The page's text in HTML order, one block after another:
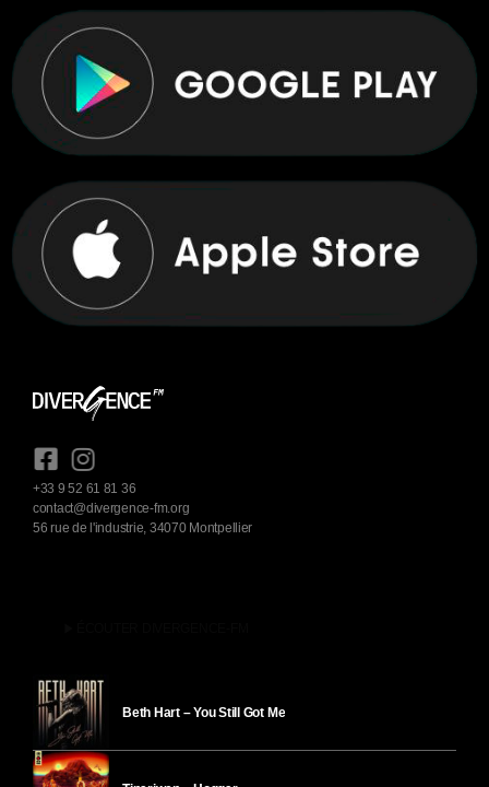
+33 9 52 61 81 36
contact@divergence-fm.org
56 rue de l'industrie, 34070 Montpellier
Beth Hart – You Still Got Me